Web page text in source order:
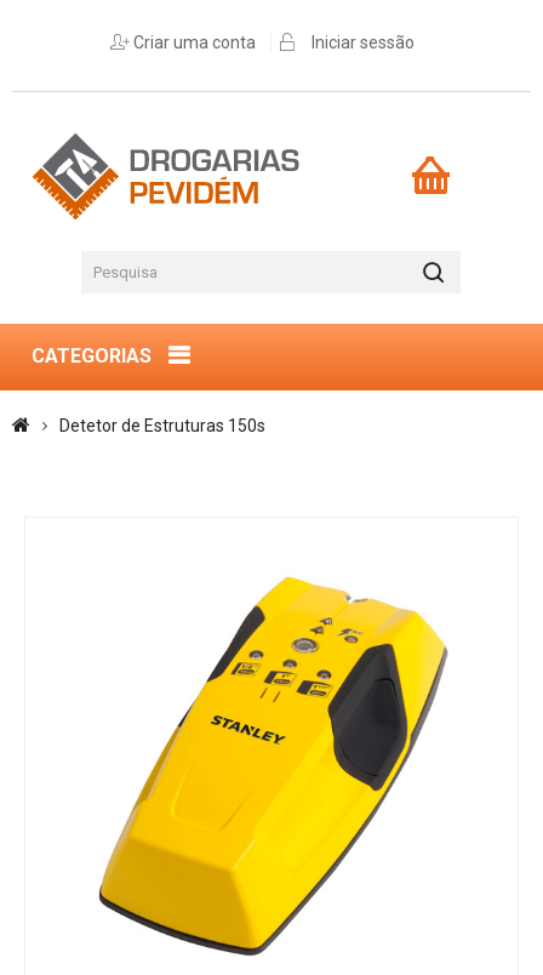
Criar uma conta Iniciar sessão
CATEGORIAS
Detetor de Estruturas 150s